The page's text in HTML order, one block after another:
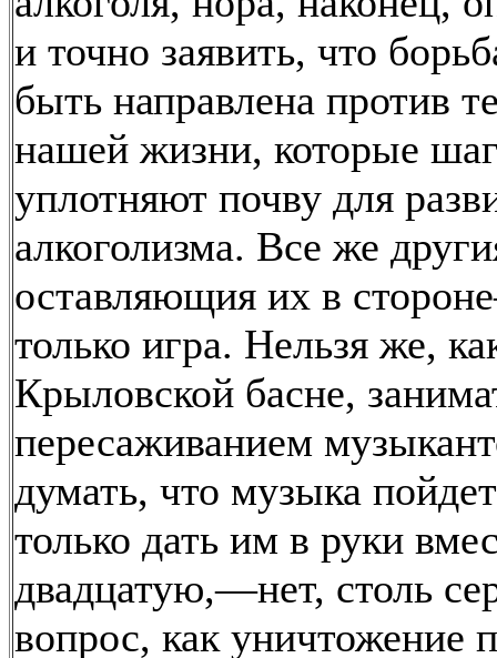
и точно заявить, что
быть направлена против
нашей жизни, которые
уплотняют почву для
алкоголизма. Все же
оставляющия их в
только игра. Нельзя же,
Крыловской басне,
пересаживанием
думать, что музыка
только дать им в руки
двадцатую,—нет, столь
вопрос, как уничтожение